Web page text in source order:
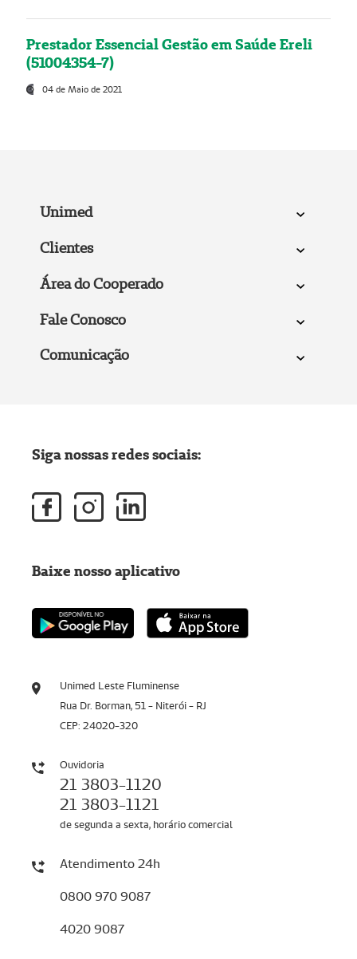
Prestador Essencial Gestão em Saúde Ereli
(51004354-7)
04 de Maio de 2021
Unimed
Clientes
Área do Cooperado
Fale Conosco
Comunicação
Unimed Leste Fluminense
Rua Dr. Borman, 51 - Niterói - RJ
CEP: 24020-320
Ouvidoria
21 3803-1120
21 3803-1121
de segunda a sexta, horário comercial
Atendimento 24h
0800 970 9087
4020 9087
Siga nossas redes sociais:
Baixe nosso aplicativo